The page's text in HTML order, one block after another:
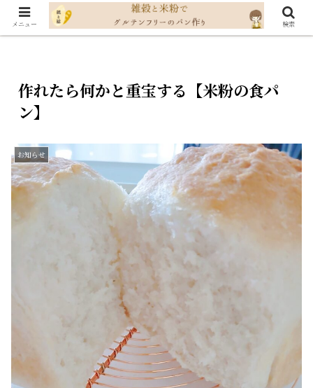
作れたら何かと重宝する【米粉の食パ
ン】
お知らせ
メニュー 検索